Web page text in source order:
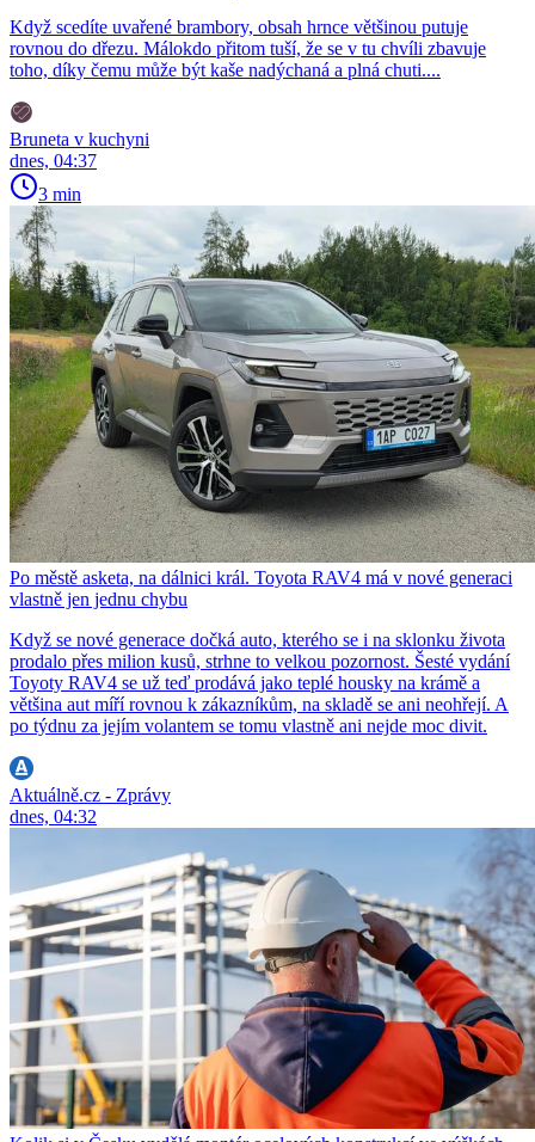
Když scedíte uvařené brambory, obsah hrnce většinou putuje
rovnou do dřezu. Málokdo přitom tuší, že se v tu chvíli zbavuje
toho, díky čemu může být kaše nadýchaná a plná chuti....
Bruneta v kuchyni
dnes, 04:37
3 min
Po městě asketa, na dálnici král. Toyota RAV4 má v nové generaci
vlastně jen jednu chybu
Když se nové generace dočká auto, kterého se i na sklonku života
prodalo přes milion kusů, strhne to velkou pozornost. Šesté vydání
Toyoty RAV4 se už teď prodává jako teplé housky na krámě a
většina aut míří rovnou k zákazníkům, na skladě se ani neohřejí. A
po týdnu za jejím volantem se tomu vlastně ani nejde moc divit.
Aktuálně.cz - Zprávy
dnes, 04:32